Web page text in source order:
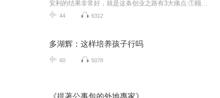
44 6312
多湖辉：这样培养孩子行吗
60 5078
《提著公事包的外地專家》